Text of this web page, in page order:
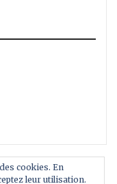
cookies. En
leur utilisation.